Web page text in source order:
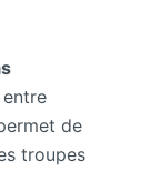
de
troupes